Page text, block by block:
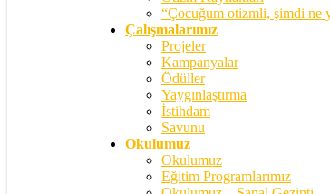
“Çocuğum otizmli, şimdi ne
Çalışmalarımız
Projeler
Kampanyalar
Ödüller
Yaygınlaştırma
İstihdam
Savunu
Okulumuz
Okulumuz
Eğitim Programlarımız